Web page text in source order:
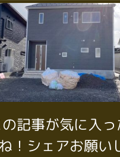
の記事が気に入っ
！シェアお願い